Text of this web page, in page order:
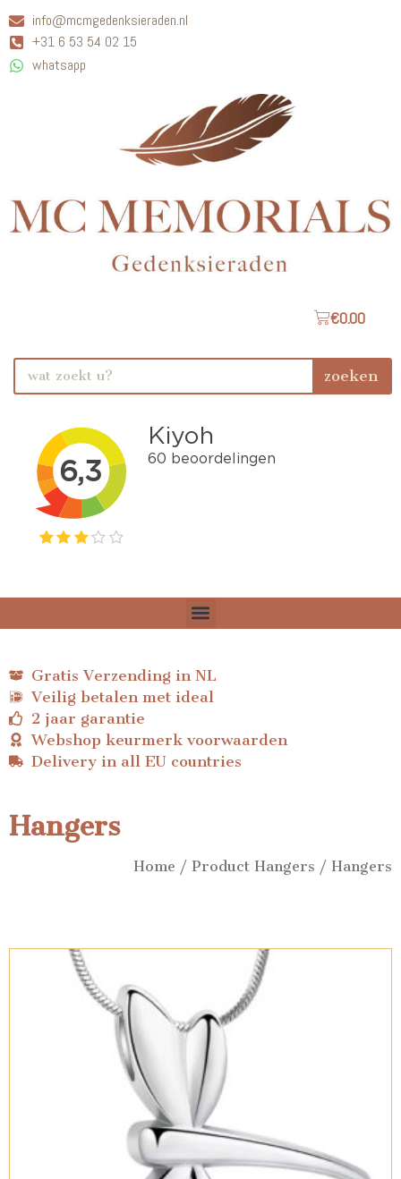
info@mcmgedenksieraden.nl
+31 6 53 54 02 15
whatsapp
€0.00
zoeken
Gratis Verzending in NL
Veilig betalen met ideal
2 jaar garantie
Webshop keurmerk voorwaarden
Delivery in all EU countries
Hangers
Home / Product Hangers / Hangers